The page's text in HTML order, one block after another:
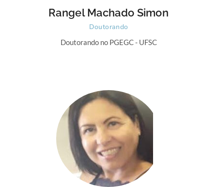
Rangel Machado Simon
Doutorando
Doutorando no PGEGC - UFSC